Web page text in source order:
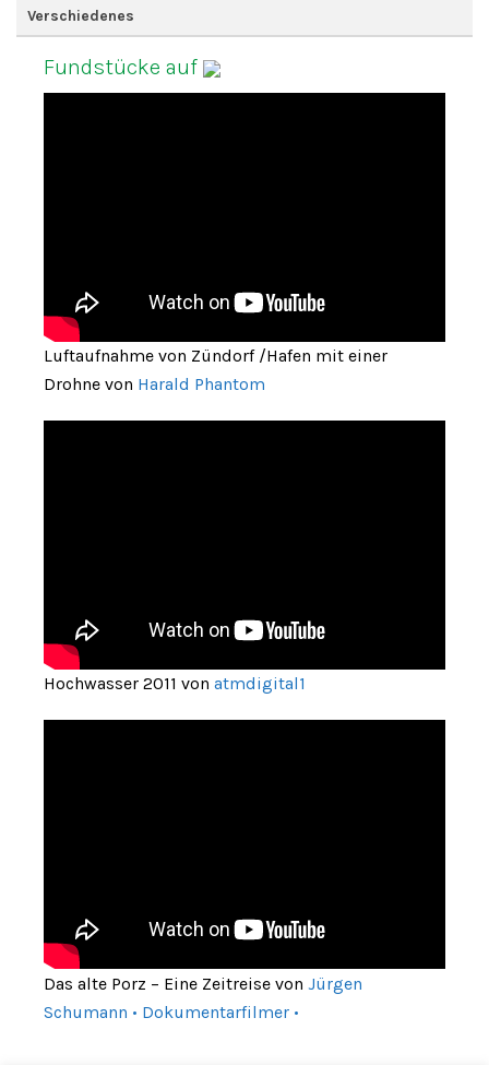
Verschiedenes
Fundstücke auf
Luftaufnahme von Zündorf /Hafen mit einer
Drohne von Harald Phantom
Hochwasser 2011 von atmdigital1
Das alte Porz – Eine Zeitreise von Jürgen
Schumann • Dokumentarfilmer •